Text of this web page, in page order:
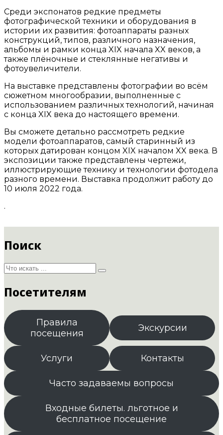
Среди экспонатов редкие предметы
фотографической техники и оборудования в
истории их развития: фотоаппараты разных
конструкций, типов, различного назначения,
альбомы и рамки конца XIX начала XX веков, а
также плёночные и стеклянные негативы и
фотоувеличители.
На выставке представлены фотографии во всём
сюжетном многообразии, выполненные с
использованием различных технологий, начиная
с конца XIX века до настоящего времени.
Вы сможете детально рассмотреть редкие
модели фотоаппаратов, самый старинный из
которых датирован концом XIX началом XX века. В
экспозиции также представлены чертежи,
иллюстрирующие технику и технологии фотодела
разного времени. Выставка продолжит работу до
10 июля 2022 года.
.
Поиск
Посетителям
Правила
посещения
Экскурсии
Услуги Контакты
Часто задаваемы вопросы
Входные билеты. льготное и
бесплатное посещение